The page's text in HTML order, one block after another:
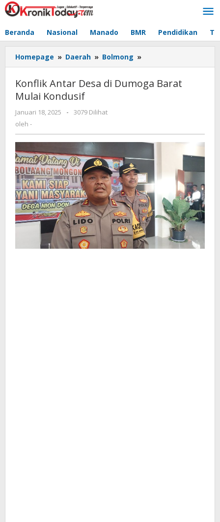
Lewati
ke
Beranda Nasional Manado BMR Pendidikan
Homepage » Daerah » Bolmong »
Antar
di
Konflik Antar Desa di Dumoga Barat
Mulai Kondusif
Januari 18, 2025
oleh
-
3079 Dilihat
oleh -